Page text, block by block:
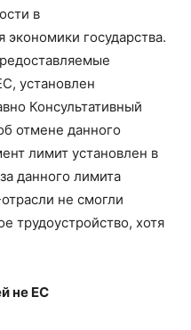
в
государства.
установлен
Консультативный
отмене данного
лимит установлен в
данного лимита
не смогли
трудоустройство, хотя
не ЕС